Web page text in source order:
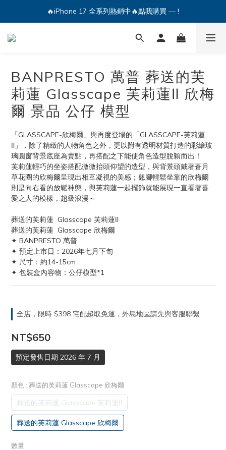
🔥iPhone 17 全系列熱銷中🔥點我購買 — !
🔥iPhone 17 全系列熱銷中🔥點我購買 — !
💕加入Q哥 Line 新好友領優惠券！🎫
BANPRESTO 萬普 葬送的芙
莉蓮 Glasscape 芙莉蓮Ⅱ 欣梅
爾 景品 公仔 模型
「GLASSCAPE-欣梅爾」與再度登場的「GLASSCAPE-芙莉蓮
Ⅱ」，除了精緻的人物角色之外，更以附有透明材質打造的彩繪玻
璃圓窗背景底座為賣點，再搭配之下能使角色造型脫穎而出！
芙莉蓮輕巧的坐姿搭配微微抬頭仰望的造型，與背景頭戴著蒼月
草花圈的欣梅爾呈現出相互凝視的美感；翹腳輕鬆坐靠的欣梅爾
則是向右看的放鬆神態，與芙莉蓮一起擺飾就能展現一直看著喜
愛之人的模樣，超級浪漫～
葬送的芙莉蓮  Glasscape 芙莉蓮Ⅱ
葬送的芙莉蓮  Glasscape 欣梅爾
✦ BANPRESTO 萬普
✦ 預定上市日：2026年七月下旬
✦ 尺寸：約14-15cm
✦ 包裝盒內容物：公仔模型*1
全店，限時 $398 宅配超取免運，外島地區請先與客服聯繫
NT$650
預定發售日期 2026 年 7 月
顏色 : 葬送的芙莉蓮 Glasscape 欣梅爾
葬送的芙莉蓮 Glasscape 芙莉蓮Ⅱ
葬送的芙莉蓮 Glasscape 欣梅爾
數量